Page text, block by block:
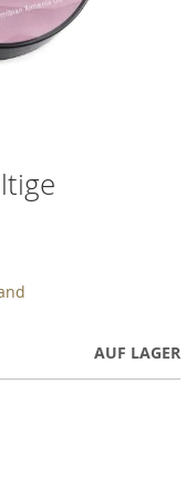
AUF LAGER